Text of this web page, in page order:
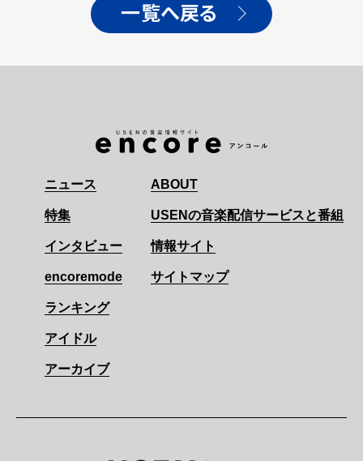
一覧へ戻る
ニュース
特集
インタビュー
encoremode
ランキング
アイドル
アーカイブ
ABOUT
USENの音楽配信サービスと番組
情報サイト
サイトマップ